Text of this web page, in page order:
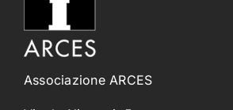
Associazione ARCES